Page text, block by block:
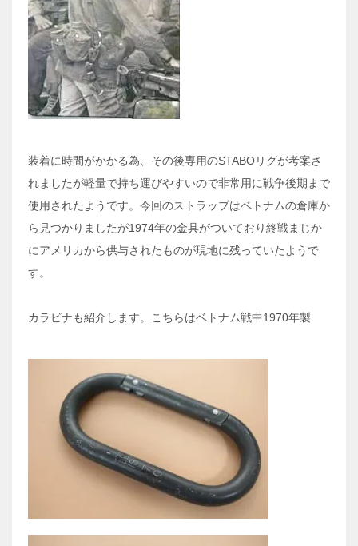
装着に時間がかかる為、その後専用のSTABOリグが考案さ
れましたが軽量で持ち運びやすいので非常用に戦争後期まで
使用されたようです。今回のストラップはベトナムの倉庫か
ら見つかりましたが1974年の金具がついており終戦まじか
にアメリカから供与されたものが現地に残っていたようで
す。
カラビナも紹介します。こちらはベトナム戦中1970年製